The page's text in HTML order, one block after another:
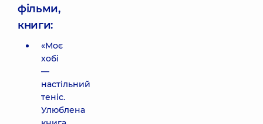
фільми,
книги:
«Моє
хобі
—
настільний
теніс.
Улюблена